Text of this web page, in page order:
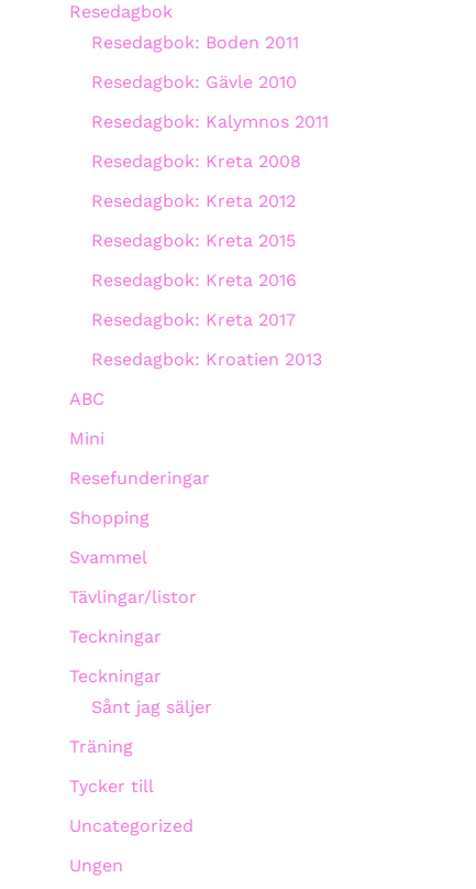
Resedagbok
Resedagbok: Boden 2011
Resedagbok: Gävle 2010
Resedagbok: Kalymnos 2011
Resedagbok: Kreta 2008
Resedagbok: Kreta 2012
Resedagbok: Kreta 2015
Resedagbok: Kreta 2016
Resedagbok: Kreta 2017
Resedagbok: Kroatien 2013
ABC
Mini
Resefunderingar
Shopping
Svammel
Tävlingar/listor
Teckningar
Teckningar
Sånt jag säljer
Träning
Tycker till
Uncategorized
Ungen